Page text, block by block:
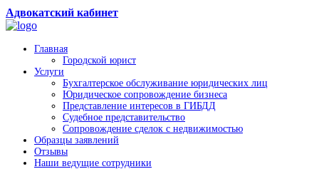
Адвокатский кабинет
Главная
Городской юрист
Услуги
Бухгалтерское обслуживание юридических лиц
Юридическое сопровождение бизнеса
Представление интересов в ГИБДД
Судебное представительство
Сопровождение сделок с недвижимостью
Образцы заявлений
Отзывы
Наши ведущие сотрудники